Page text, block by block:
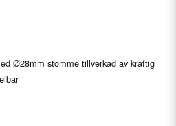
Ø28mm stomme tillverkad av kraftig